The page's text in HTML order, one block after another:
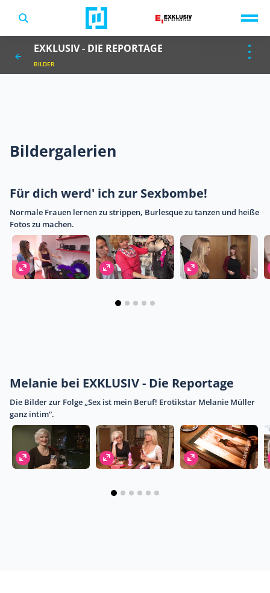
EXKLUSIV - DIE REPORTAGE
BILDER
Bildergalerien
Für dich werd' ich zur Sexbombe!
Normale Frauen lernen zu strippen, Burlesque zu tanzen und heiße
Fotos zu machen.
Melanie bei EXKLUSIV - Die Reportage
Die Bilder zur Folge „Sex ist mein Beruf! Erotikstar Melanie Müller
ganz intim“.